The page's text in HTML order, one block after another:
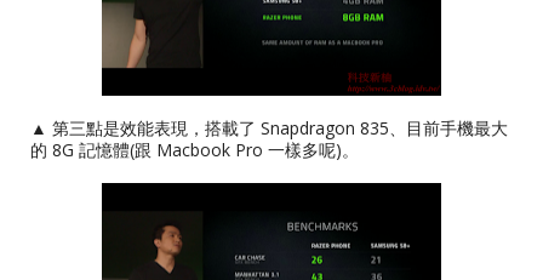
▲ 第三點是效能表現，搭載了 Snapdragon 835、目前手機最大
的 8G 記憶體(跟 Macbook Pro 一樣多呢)。